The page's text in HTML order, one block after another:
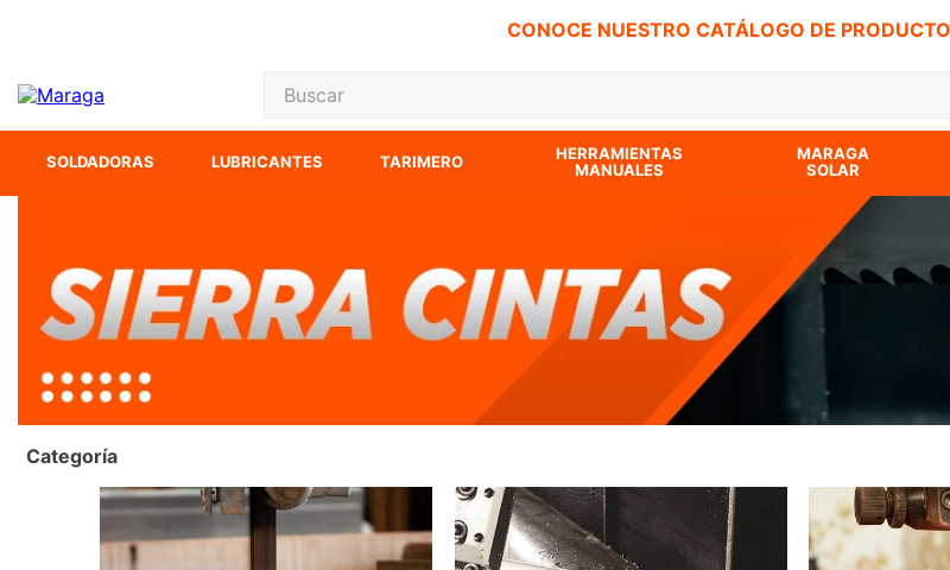
CONOCE NUESTRO CATÁLOGO DE
Buscar
SOLDADORAS LUBRICANTES TARIMERO
HERRAMIENTAS
MANUALES
MARAGA
SOLAR
Categoría
TÉRMINOS MÁS BUSCADOS
4.
sierra sable
interruptor
7.
esmeriladora
ke500
10. ecoklean